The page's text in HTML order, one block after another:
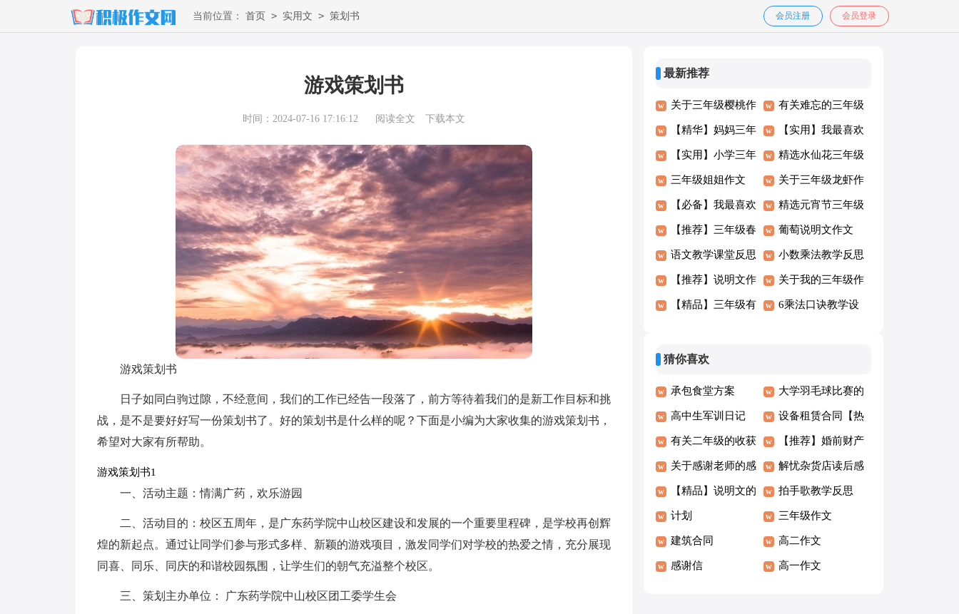
当前位置： 首页 > 实用文 > 策划书 会员登录
会员注册
游戏策划书
时间：2024-07-16 17:16:12 阅读全文 下载本文
游戏策划书
日子如同白驹过隙，不经意间，我们的工作已经告一段落了，前方等待着我们的是新工作目标和挑
战，是不是要好好写一份策划书了。好的策划书是什么样的呢？下面是小编为大家收集的游戏策划书，
希望对大家有所帮助。
游戏策划书1
一、活动主题：情满广药，欢乐游园
二、活动目的：校区五周年，是广东药学院中山校区建设和发展的一个重要里程碑，是学校再创辉
煌的新起点。通过让同学们参与形式多样、新颖的游戏项目，激发同学们对学校的热爱之情，充分展现
同喜、同乐、同庆的和谐校园氛围，让学生们的朝气充溢整个校区。
三、策划主办单位： 广东药学院中山校区团工委学生会
最新推荐
关于三年级樱桃作
文合集八篇
有关难忘的三年级
作文三篇
【精华】妈妈三年
级作文汇总10篇
【实用】我最喜欢
的三年级作文合集
5篇
【实用】小学三年
级的作文9篇
精选水仙花三年级
作文汇编六篇
三年级姐姐作文
300字8篇
关于三年级龙虾作
文合集9篇
【必备】我最喜欢
的三年级作文合集
六篇
精选元宵节三年级
作文汇编九篇
【推荐】三年级春
节作文七篇
葡萄说明文作文
300字汇总六篇
语文教学课堂反思 小数乘法教学反思
(15篇)
【推荐】说明文作
文400字锦集10篇
关于我的三年级作
文300字合集10篇
【精品】三年级有 6乘法口诀教学设
猜你喜欢
承包食堂方案 大学羽毛球比赛的
策划书
高中生军训日记 设备租赁合同【热
门】
有关二年级的收获
作文六篇
【推荐】婚前财产
约定协议书
关于感谢老师的感
谢信合集10篇
解忧杂货店读后感
(合集15篇)
【精品】说明文的
作文300字合集八
篇
拍手歌教学反思
计划 三年级作文
建筑合同 高二作文
感谢信 高一作文